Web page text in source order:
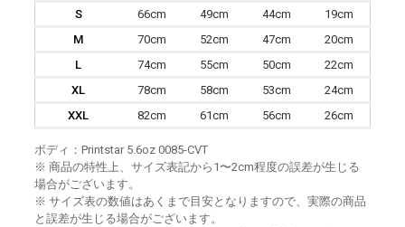
S
66cm 49cm 44cm
19cm
M
70cm 52cm 47cm
20cm
L
74cm 55cm 50cm
22cm
XL
78cm 58cm 53cm
24cm
XXL
82cm 61cm 56cm 26cm
ボディ：Printstar 5.6oz 0085-CVT
※ 商品の特性上、サイズ表記から1〜2cm程度の誤差が生じる
場合がございます。
※ サイズ表の数値はあくまで目安となりますので、実際の商品
と誤差が生じる場合がございます。